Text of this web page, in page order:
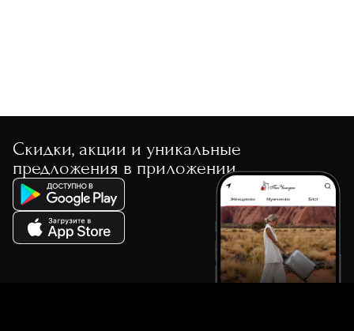
Скидки, акции и уникальные
предложения в приложении